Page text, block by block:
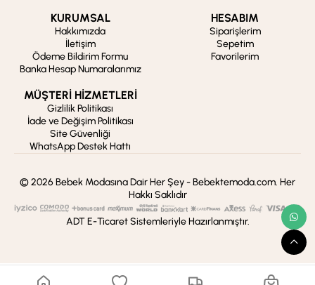
KURUMSAL
Hakkımızda
İletişim
Ödeme Bildirim Formu
Banka Hesap Numaralarımız
HESABIM
Siparişlerim
Sepetim
Favorilerim
MÜŞTERİ HİZMETLERİ
Gizlilik Politikası
İade ve Değişim Politikası
Site Güvenliği
WhatsApp Destek Hattı
© 2026 Bebek Modasına Dair Her Şey - Bebektemoda.com. Her
Hakkı Saklıdır
ADT E-Ticaret Sistemleriyle Hazırlanmıştır.